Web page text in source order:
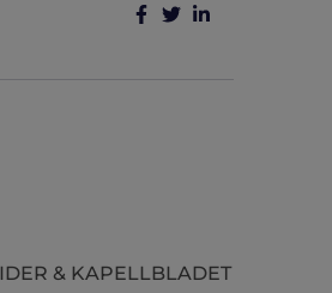
& KAPELLBLADET